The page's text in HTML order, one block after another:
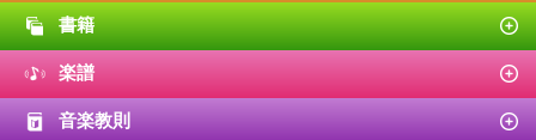
書籍
楽譜
音楽教則